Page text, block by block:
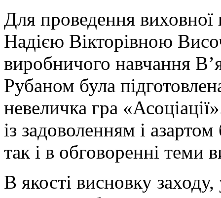
Для проведення
Надією Вікторівною
виробничого навчання
Рубаном була
невеличка гра
із задоволенням і
так і в обговоренні теми
В якості висновку